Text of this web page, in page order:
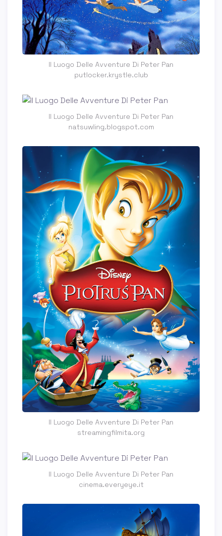
Il Luogo Delle Avventure Di Peter Pan
putlocker.krystle.club
Il Luogo Delle Avventure Di Peter Pan
natsuwling.blogspot.com
Il Luogo Delle Avventure Di Peter Pan
streamingfilmita.org
Il Luogo Delle Avventure Di Peter Pan
cinema.everyeye.it